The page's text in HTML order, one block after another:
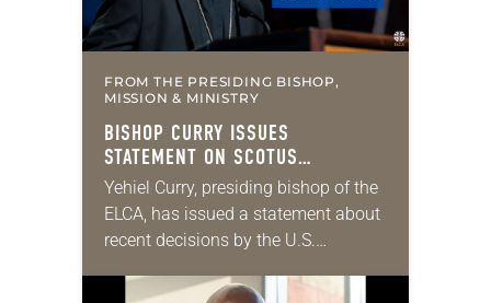
FROM THE PRESIDING BISHOP,
MISSION & MINISTRY
BISHOP CURRY ISSUES
STATEMENT ON SCOTUS
IMMIGRATION DECISIONS
Yehiel Curry, presiding bishop of the
ELCA, has issued a statement about
recent decisions by the U.S.
policies. “Recently, the Supreme